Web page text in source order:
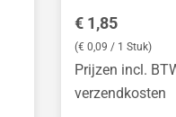
Normale prijs:
€ 1,85
(€ 0,09 / 1 Stuk)
Prijzen incl.
verzendkosten